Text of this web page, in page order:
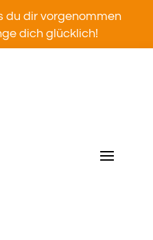
du dir vorgenommen
dich glücklich!